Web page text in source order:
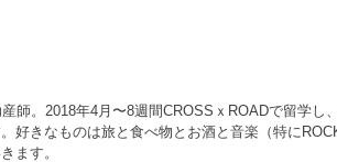
師。2018年4月〜8週間CROSSｘROADで留学し
好きなものは旅と食べ物とお酒と音楽（特に
ます。